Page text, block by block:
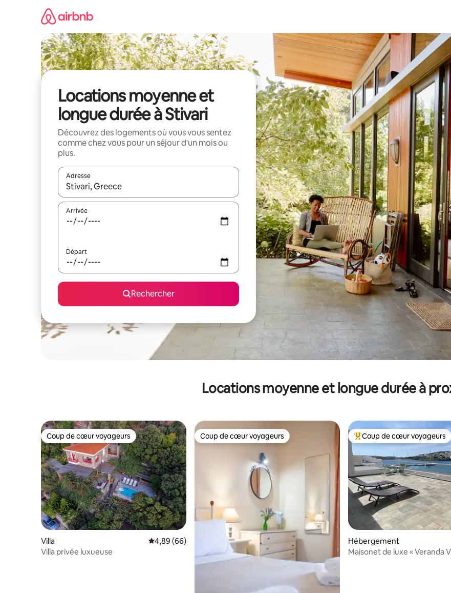
Locations moyenne et
longue durée à Stivari
Découvrez des logements où vous vous sentez
comme chez vous pour un séjour d'un mois ou
plus.
Adresse
Lorsque les résultats s'affichent, utilisez les flèches vers le haut et vers le bas pour les parcourir ou en appuyant et en
Arrivée
Départ
Rechercher
Locations moyenne et longue durée à
Coup de cœur voyageurs
Coup de cœur voyageurs
Villa Évaluation moyenne sur la base de 66 commentaires : 4,89 sur 5
4,89 (66)
Villa privée luxueuse
Coup de cœur voyageurs
Coup de cœur voyageurs Coups de cœur voyageurs
Coup de cœur voyageurs
Hébergement
Maisonet de luxe « Veranda